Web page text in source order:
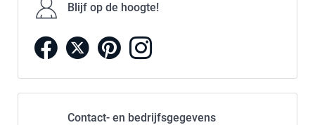
Blijf op de hoogte!
Contact- en bedrijfsgegevens